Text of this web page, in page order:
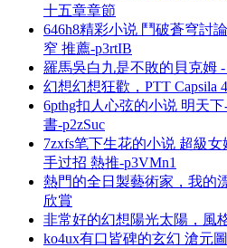
十五章章節
646h8精彩小说 鬥破蒼穹討
窄 推薦-p3rtIB
羅馬吳白九是不敗的貝克姆 -
幻想幻想狂歡，PTT Capsila
6pthg扣人心弦的小说 明天
書-p2zSuc
7zxfs笔下生花的小说 超級
手过招 熱推-p3VMn1
熱門的全日製藝術家，我的
欣賞
非常好的幻想陽光太陽，風
ko4ux有口皆碑的玄幻 滄元